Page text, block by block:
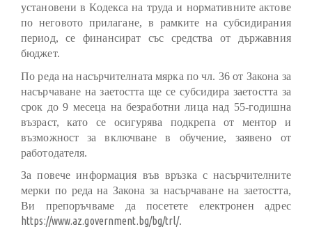
установени в Кодекса на труда и нормативните актове
по неговото прилагане, в рамките на субсидирания
период, се финансират със средства от държавния
бюджет.
По реда на насърчителната мярка по чл. 36 от Закона за
насърчаване на заетостта ще се субсидира заетостта за
срок до 9 месеца на безработни лица над 55-годишна
възраст, като се осигурява подкрепа от ментор и
възможност за включване в обучение, заявено от
работодателя.
За повече информация във връзка с насърчителните
мерки по реда на Закона за насърчаване на заетостта,
Ви препоръчваме да посетете електронен адрес
https://www.az.government.bg/bg/trl/.